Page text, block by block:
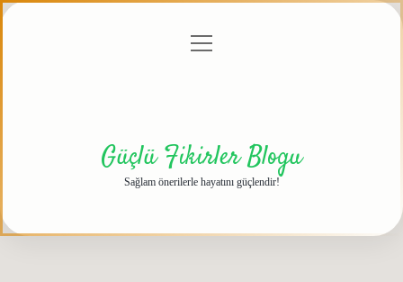
menüyü
Güçlü Fikirler Blogu
Sağlam önerilerle hayatını güçlendir!